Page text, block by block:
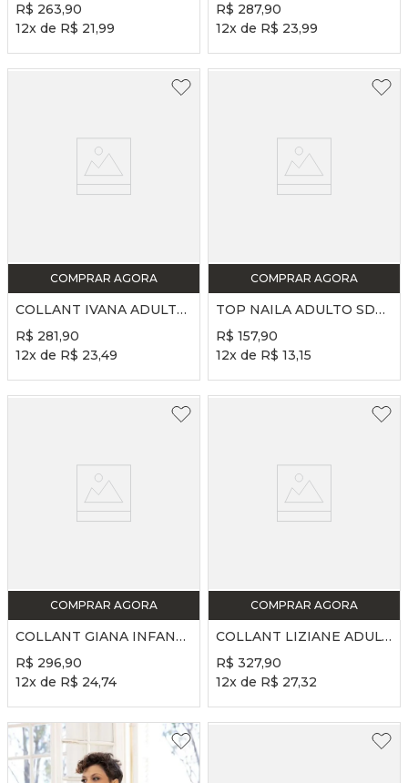
R$ 263,90
12x de R$ 21,99
R$ 287,90
12x de R$ 23,99
COMPRAR AGORA
COLLANT IVANA ADULTO REF. SD2470 - MALTA
R$ 281,90
12x de R$ 23,49
COMPRAR AGORA
TOP NAILA ADULTO SD2491 - MALTA
R$ 157,90
12x de R$ 13,15
COMPRAR AGORA
COLLANT GIANA INFANTIL REF. SD2463 - MALTA
R$ 296,90
12x de R$ 24,74
COMPRAR AGORA
COLLANT LIZIANE ADULTO REF. SD2472 - MALTA
R$ 327,90
12x de R$ 27,32